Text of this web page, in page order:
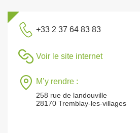
+33 2 37 64 83 83
Voir le site internet
M’y rendre :
258 rue de landouville
28170 Tremblay-les-villages